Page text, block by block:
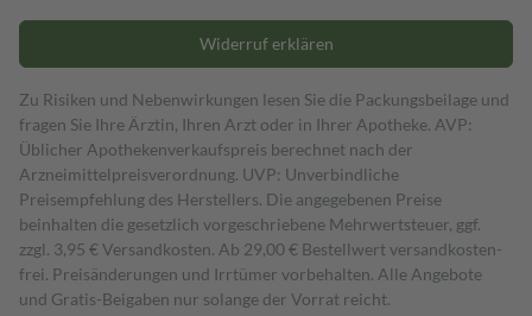
Widerruf erklären
Zu Risiken und Nebenwirkungen lesen Sie die Packungsbeilage und
fragen Sie Ihre Ärztin, Ihren Arzt oder in Ihrer Apotheke. AVP:
Üblicher Apothekenverkaufspreis berechnet nach der
Arzneimittelpreisverordnung. UVP: Unverbindliche
Preisempfehlung des Herstellers. Die angegebenen Preise
beinhalten die gesetzlich vorgeschriebene Mehrwertsteuer, ggf.
zzgl. 3,95 € Versandkosten. Ab 29,00 € Bestell­wert versand­kosten­
frei. Preisänderungen und Irrtümer vorbehalten. Alle Angebote
und Gratis-Beigaben nur solange der Vorrat reicht.